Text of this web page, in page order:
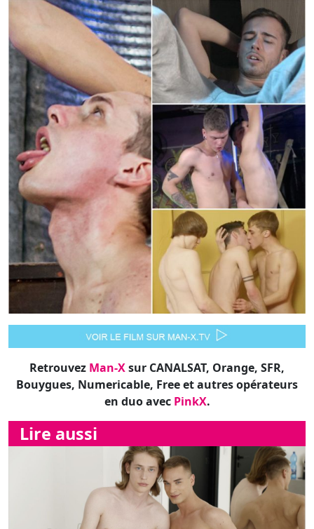
Retrouvez Man-Xsur CANALSAT, Orange, SFR,
Bouygues, Numericable, Free et autres opérateurs
en duo avecPinkX.
Lire aussi